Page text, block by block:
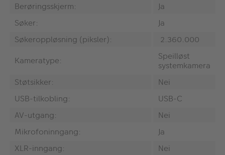
Berøringsskjerm:
Ja
Søker:
Ja
Søkeroppløsning (piksler):
2.360.000
Kameratype:
Speilløst
systemkamera
Støtsikker:
Nei
USB-tilkobling:
USB-C
AV-utgang:
Nei
Mikrofoninngang:
Ja
XLR-inngang:
Nei